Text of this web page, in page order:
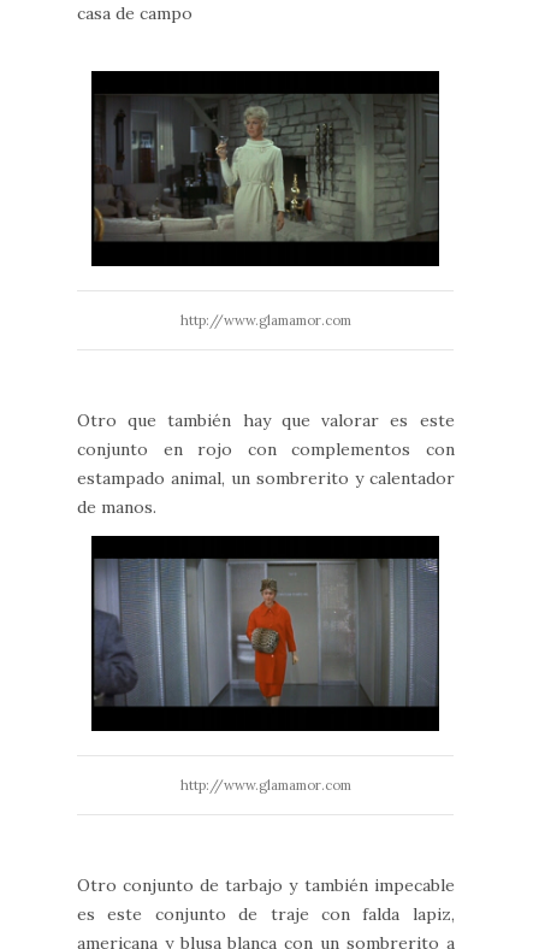
casa de campo
http://www.glamamor.com
Otro que también hay que valorar es este
conjunto en rojo con complementos con
estampado animal, un sombrerito y calentador
de manos.
http://www.glamamor.com
Otro conjunto de tarbajo y también impecable
es este conjunto de traje con falda lapiz,
americana y blusa blanca con un sombrerito a